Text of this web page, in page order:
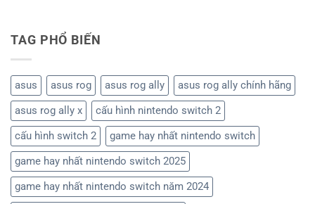
TAG PHỔ BIẾN
asus asus rog asus rog ally
asus rog ally chính hãng
asus rog ally x
cấu hình nintendo switch 2
cấu hình switch 2
game hay nhất nintendo switch
game hay nhất nintendo switch 2025
game hay nhất nintendo switch năm 2024